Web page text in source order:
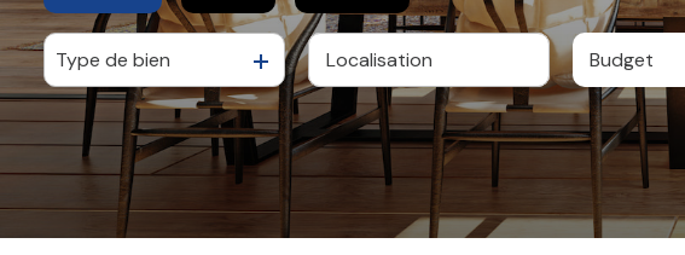
De l'ancien
De l'immo pro
à l'année
De l'immo pro
Type de bien Budget